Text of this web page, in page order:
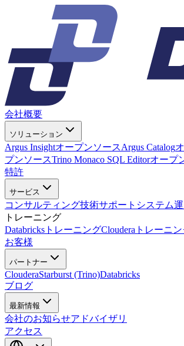
会社概要
ソリューション
Argus InsightオープンソースArgus Catalog
プンソースTrino Monaco SQL Editorオープ
特許
サービス
コンサルティング技術サポート システム運
トレーニング
DatabricksトレーニングClouderaトレーニ
お客様
パートナー
ClouderaStarburst (Trino)Databricks
ブログ
最新情報
会社のお知らせアドバイザリ
アクセス